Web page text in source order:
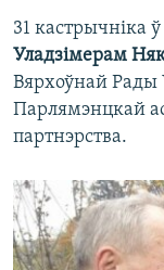
31 кастрычніка
Уладзімерам
Вярхоўнай Рады
Парлямэнцкай
партнэрства.